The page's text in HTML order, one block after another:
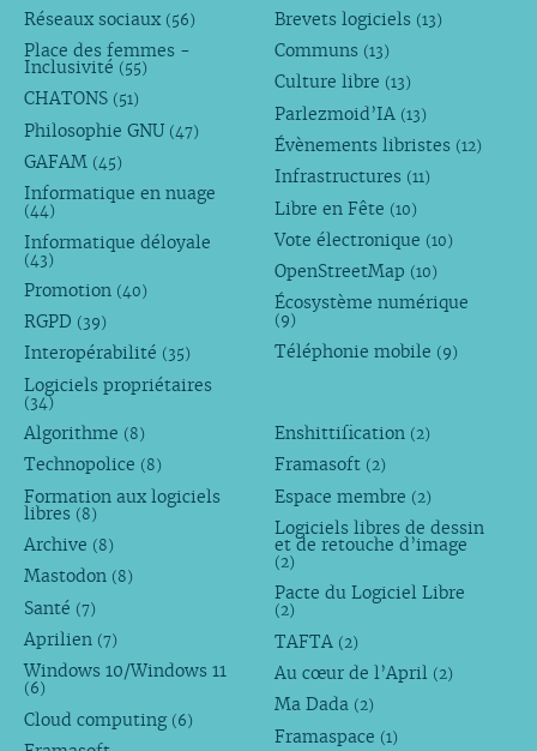
Réseaux sociaux (56)
Place des femmes -
Inclusivité (55)
CHATONS (51)
Philosophie GNU (47)
GAFAM (45)
Informatique en nuage
(44)
Informatique déloyale
(43)
Promotion (40)
RGPD (39)
Interopérabilité (35)
Logiciels propriétaires
(34)
Brevets logiciels (13)
Communs (13)
Culture libre (13)
Parlezmoid’IA (13)
Évènements libristes (12)
Infrastructures (11)
Libre en Fête (10)
Vote électronique (10)
OpenStreetMap (10)
Écosystème numérique
(9)
Téléphonie mobile (9)
Algorithme (8)
Technopolice (8)
Formation aux logiciels
libres (8)
Archive (8)
Mastodon (8)
Santé (7)
Aprilien (7)
Windows 10/Windows 11
(6)
Cloud computing (6)
Enshittification (2)
Framasoft (2)
Espace membre (2)
Logiciels libres de dessin
et de retouche d’image
(2)
Pacte du Logiciel Libre
(2)
TAFTA (2)
Au cœur de l’April (2)
Ma Dada (2)
Framaspace (1)